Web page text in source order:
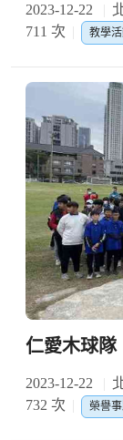
2023-12-22
711 次
教學
仁愛木球
2023-12-22
732 次
榮譽